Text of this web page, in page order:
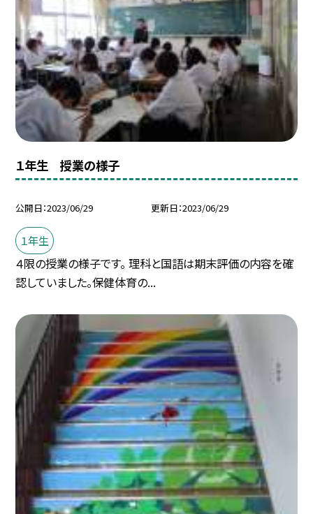
１年生 授業の様子
公開日 2023/06/29 更新日 2023/06/29
１年生
４限の授業の様子です。 理科と国語は期末評価の内容を確
認していました。保健体育の...